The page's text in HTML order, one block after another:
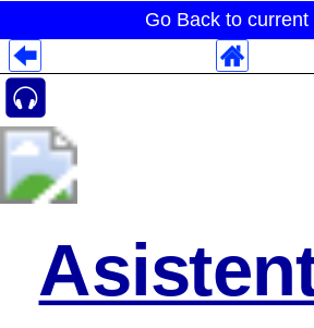
Go Back to current
Despliegues Analytics
Despliegues Totales
Despliegues por Rubros